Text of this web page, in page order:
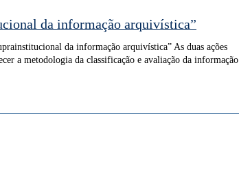
da informação arquivística”
da informação arquivística” As duas ações
a metodologia da classificação e avaliação da informação